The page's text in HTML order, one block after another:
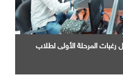
رغبات المرحلة الأولى لطلاب